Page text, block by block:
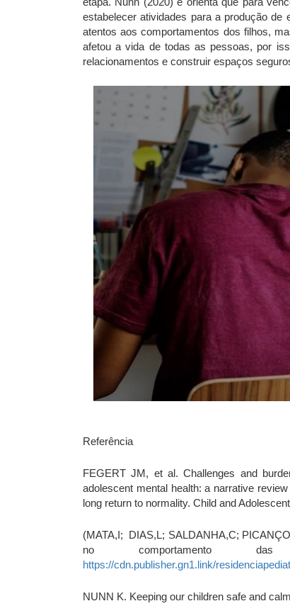
estabelecer atividades para a produção
atentos aos comportamentos dos filhos,
afetou a vida de todas as pessoas, por
relacionamentos e construir espaços
Referência
FEGERT JM, et al. Challenges and
adolescent mental health: a narrative
long return to normality. Child and
(MATA,I; DIAS,L; SALDANHA,C;
no comportamento
https://cdn.publisher.gn1.link/
NUNN K. Keeping our children safe and